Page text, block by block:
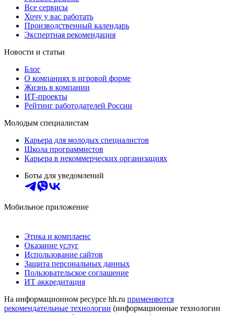
Все сервисы
Хочу у вас работать
Производственный календарь
Экспертная рекомендация
Новости и статьи
Блог
О компаниях в игровой форме
Жизнь в компании
ИТ-проекты
Рейтинг работодателей России
Молодым специалистам
Карьера для молодых специалистов
Школа программистов
Карьера в некоммерческих организациях
Боты для уведомлений
Мобильное приложение
Этика и комплаенс
Оказание услуг
Использование сайтов
Защита персональных данных
Пользовательское соглашение
ИТ аккредитация
На информационном ресурсе hh.ru применяются
рекомендательные технологии (информационные технологии